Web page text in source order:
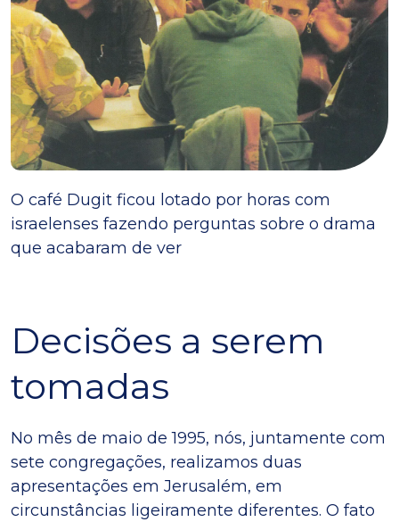
O café Dugit ficou lotado por horas com
israelenses fazendo perguntas sobre o drama
que acabaram de ver
Decisões a serem
tomadas
No mês de maio de 1995, nós, juntamente com
sete congregações, realizamos duas
apresentações em Jerusalém, em
circunstâncias ligeiramente diferentes. O fato